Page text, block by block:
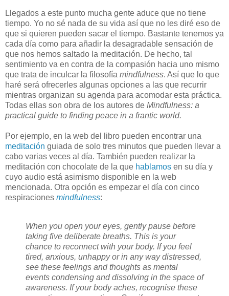
Llegados a este punto mucha gente aduce que no tiene
tiempo. Yo no sé nada de su vida así que no les diré eso de
que si quieren pueden sacar el tiempo. Bastante tenemos ya
cada día como para añadir la desagradable sensación de
que nos hemos saltado la meditación. De hecho, tal
sentimiento va en contra de la compasión hacia uno mismo
que trata de inculcar la filosofía mindfulness. Así que lo que
haré será ofrecerles algunas opciones a las que recurrir
mientras organizan su agenda para acomodar esta práctica.
Todas ellas son obra de los autores de Mindfulness: a
practical guide to finding peace in a frantic world.
Por ejemplo, en la web del libro pueden encontrar una
meditación guiada de solo tres minutos que pueden llevar a
cabo varias veces al día. También pueden realizar la
meditación con chocolate de la que hablamos en su día y
cuyo audio está asimismo disponible en la web
mencionada. Otra opción es empezar el día con cinco
respiraciones mindfulness:
When you open your eyes, gently pause before
taking five deliberate breaths. This is your
chance to reconnect with your body. If you feel
tired, anxious, unhappy or in any way distressed,
see these feelings and thoughts as mental
events condensing and dissolving in the space of
awareness. If your body aches, recognise these